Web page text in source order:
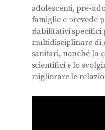
adolescenti, pre-
famiglie e prevede
riabilitativi specifici
multidisciplinare di
sanitari, nonché la
scientifici e lo
migliorare le